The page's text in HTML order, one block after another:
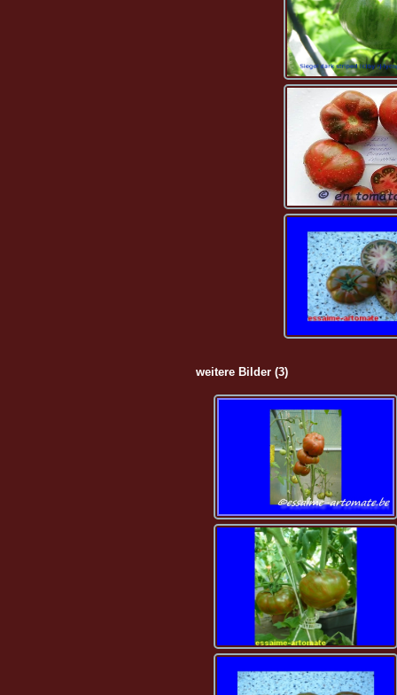
weitere Bilder (3)